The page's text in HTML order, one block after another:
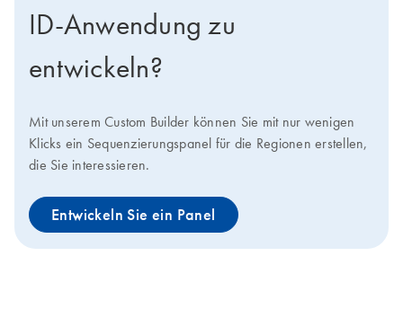
ID-Anwendung zu
entwickeln?
Mit unserem Custom Builder können Sie mit nur wenigen
Klicks ein Sequenzierungspanel für die Regionen erstellen,
die Sie interessieren.
Entwickeln Sie ein Panel